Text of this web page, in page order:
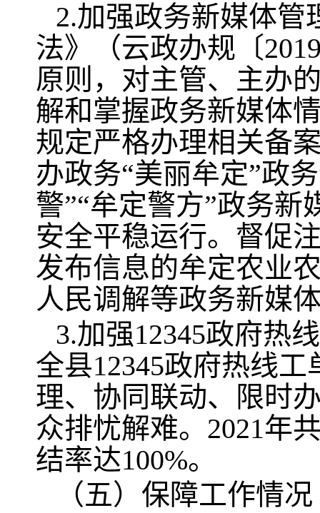
2.加强政务新媒体管
法》（云政办规〔
原则，对主管、主办
解和掌握政务新媒体
规定严格办理相关备
办政务“美丽牟定”政
警”“牟定警方”政务
安全平稳运行。督促
发布信息的牟定农业
人民调解等政务新媒
3.加强12345政府热
全县12345政府热线
理、协同联动、限时
众排忧解难。2021年
结率达100%。
（五）保障工作情况